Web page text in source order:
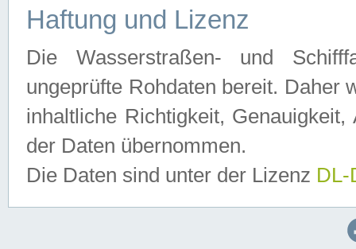
Haftung und Lizenz
Die Wasserstraßen- und
ungeprüfte Rohdaten bereit. Daher
inhaltliche Richtigkeit,
der Daten übernommen.
Die Daten sind unter der Lizenz